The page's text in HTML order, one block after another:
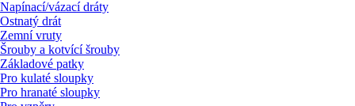
Napínací/vázací dráty
Ostnatý drát
Zemní vruty
Šrouby a kotvící šrouby
Základové patky
Pro kulaté sloupky
Pro hranaté sloupky